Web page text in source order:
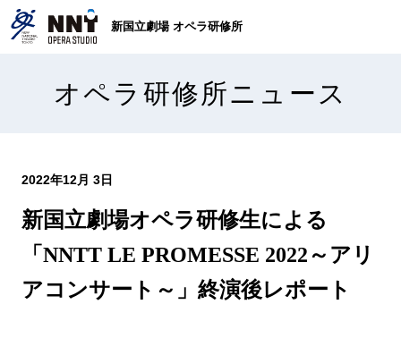
新国立劇場 オペラ研修所
オペラ研修所ニュース
2022年12月 3日
新国立劇場オペラ研修生による
「NNTT LE PROMESSE 2022～アリ
アコンサート～」終演後レポート